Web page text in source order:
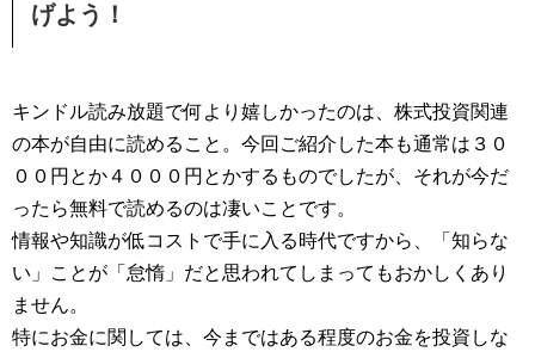
げよう！
キンドル読み放題で何より嬉しかったのは、株式投資関連
の本が自由に読めること。今回ご紹介した本も通常は３０
００円とか４０００円とかするものでしたが、それが今だ
ったら無料で読めるのは凄いことです。
情報や知識が低コストで手に入る時代ですから、「知らな
い」ことが「怠惰」だと思われてしまってもおかしくあり
ません。
特にお金に関しては、今まではある程度のお金を投資しな